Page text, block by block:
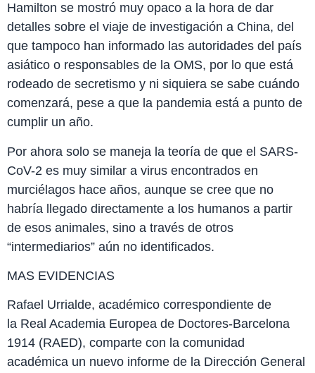
Hamilton se mostró muy opaco a la hora de dar
detalles sobre el viaje de investigación a China, del
que tampoco han informado las autoridades del país
asiático o responsables de la OMS, por lo que está
rodeado de secretismo y ni siquiera se sabe cuándo
comenzará, pese a que la pandemia está a punto de
cumplir un año.
Por ahora solo se maneja la teoría de que el SARS-
CoV-2 es muy similar a virus encontrados en
murciélagos hace años, aunque se cree que no
habría llegado directamente a los humanos a partir
de esos animales, sino a través de otros
“intermediarios” aún no identificados.
MAS EVIDENCIAS
Rafael Urrialde, académico correspondiente de
la Real Academia Europea de Doctores-Barcelona
1914 (RAED), comparte con la comunidad
académica un nuevo informe de la Dirección General